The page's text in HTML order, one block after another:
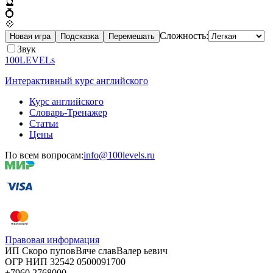
💍
💠
Новая игра Подсказка Перемешать Сложность:
Звук
100LEVELs
Интерактивный курс английского
Курс английского
Словарь-Тренажер
Статьи
Цены
По всем вопросам:info@100levels.ru
Правовая информация
ИП Скоро пуповВяче славВалер ьевич
ОГР НИП 32542 0500091700